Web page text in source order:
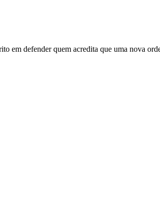
em defender quem acredita que uma nova